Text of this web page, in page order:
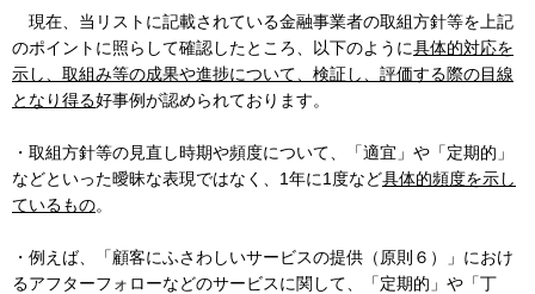
現在、当リストに記載されている金融事業者の取組方針等を上記
のポイントに照らして確認したところ、以下のように具体的対応を
示し、取組み等の成果や進捗について、検証し、評価する際の目線
となり得る好事例が認められております。
・取組方針等の見直し時期や頻度について、「適宜」や「定期的」
などといった曖昧な表現ではなく、1年に1度など具体的頻度を示し
ているもの。
・例えば、「顧客にふさわしいサービスの提供（原則６）」におけ
るアフターフォローなどのサービスに関して、「定期的」や「丁